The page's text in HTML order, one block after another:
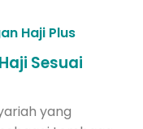
Haji Plus
Sesuai
yang